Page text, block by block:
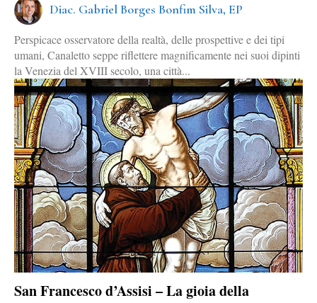
Diac. Gabriel Borges Bonfim Silva, EP
Perspicace osservatore della realtà, delle prospettive e dei tipi
umani, Canaletto seppe riflettere magnificamente nei suoi dipinti
la Venezia del XVIII secolo, una città...
San Francesco d’Assisi – La gioia della